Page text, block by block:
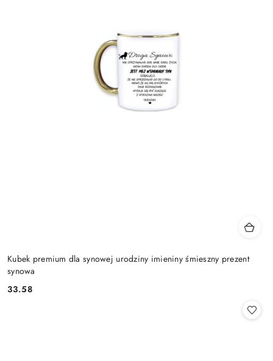
Kubek premium dla synowej urodziny imieniny śmieszny prezent
synowa
Cena:
33.58